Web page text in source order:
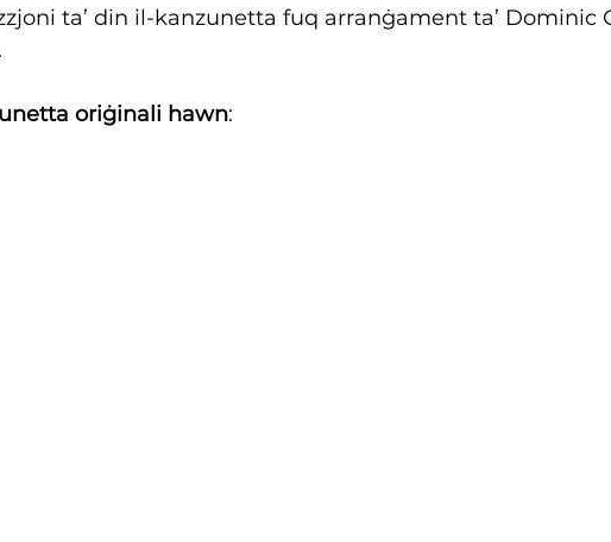
ta’ din il-kanzunetta fuq arranġament ta’ Dominic
oriġinali hawn: